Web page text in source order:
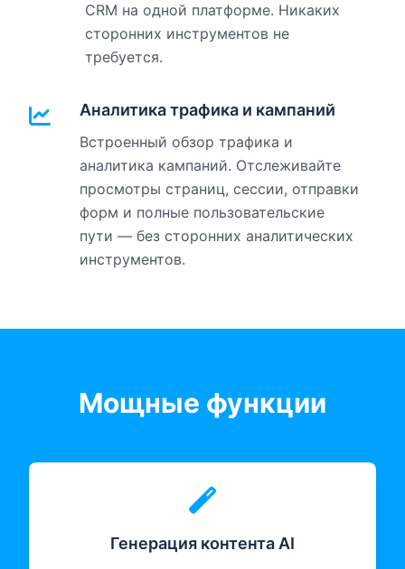
CRM на одной платформе. Никаких
сторонних инструментов не
требуется.
Аналитика трафика и кампаний
Встроенный обзор трафика и
аналитика кампаний. Отслеживайте
просмотры страниц, сессии, отправки
форм и полные пользовательские
пути — без сторонних аналитических
инструментов.
Мощные функции
Генерация контента AI